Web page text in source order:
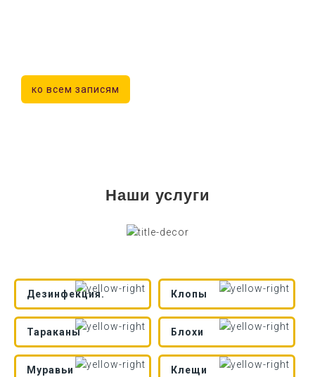
ко всем записям
Наши услуги
Дезинфекция. Клопы
Тараканы Блохи
Муравьи Клещи